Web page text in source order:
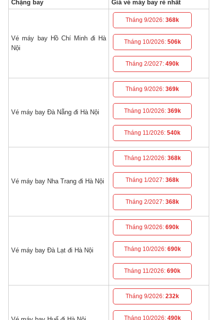
Chặng bay Giá vé máy bay rẻ nhất
Vé máy bay Hồ Chí Minh đi Hà
Nội
Tháng 9/2026:368k
Tháng 10/2026: 506k
Tháng 2/2027:490k
Vé máy bay Đà Nẵng đi Hà Nội
Tháng 9/2026:369k
Tháng 10/2026: 369k
Tháng 11/2026:540k
Vé máy bay Nha Trang đi Hà Nội
Tháng 12/2026: 368k
Tháng 1/2027:368k
Tháng 2/2027:368k
Vé máy bay Đà Lạt đi Hà Nội
Tháng 9/2026:690k
Tháng 10/2026: 690k
Tháng 11/2026:690k
Tháng 9/2026:232k
Tháng 10/2026: 490k